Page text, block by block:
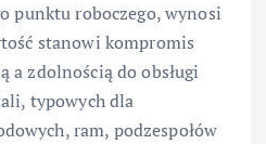
punktu roboczego, wynosi
stanowi kompromis
a zdolnością do obsługi
typowych dla
ram, podzespołów